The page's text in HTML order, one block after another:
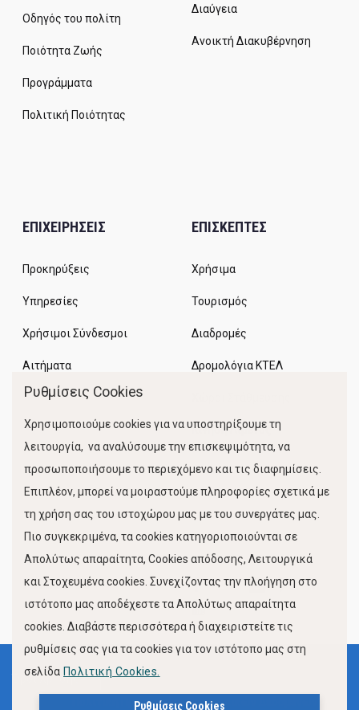
Οδηγός του πολίτη
Ποιότητα Ζωής
Προγράμματα
Πολιτική Ποιότητας
Διαύγεια
Ανοικτή Διακυβέρνηση
ΕΠΙΧΕΙΡΗΣΕΙΣ
Προκηρύξεις
Υπηρεσίες
Χρήσιμοι Σύνδεσμοι
Αιτήματα
ΕΠΙΣΚΕΠΤΕΣ
Χρήσιμα
Τουρισμός
Διαδρομές
Δρομολόγια ΚΤΕΛ
Κίνηση Λιμένος
FOLLOW US
Όροι Χρήσης
Πολιτική Προστασίας Προσωπικών Δεδομένων
Ρυθμίσεις Cookies
Χρησιμοποιούμε cookies για να υποστηρίξουμε τη
λειτουργία, να αναλύσουμε την επισκεψιμότητα, να
προσωποποιήσουμε το περιεχόμενο και τις διαφημίσεις.
Επιπλέον, μπορεί να μοιραστούμε πληροφορίες σχετικά με
τη χρήση σας του ιστοχώρου μας με του συνεργάτες μας.
Πιο συγκεκριμένα, τα cookies κατηγοριοποιούνται σε
Απολύτως απαραίτητα, Cookies απόδοσης, Λειτουργικά
και Στοχευμένα cookies. Συνεχίζοντας την πλοήγηση στο
ιστότοπο μας αποδέχεστε τα Απολύτως απαραίτητα
cookies. Διαβάστε περισσότερα ή διαχειριστείτε τις
ρυθμίσεις σας για τα cookies για τον ιστότοπο μας στη
σελίδα Πολιτική Cookies.
Ρυθμίσεις Cookies